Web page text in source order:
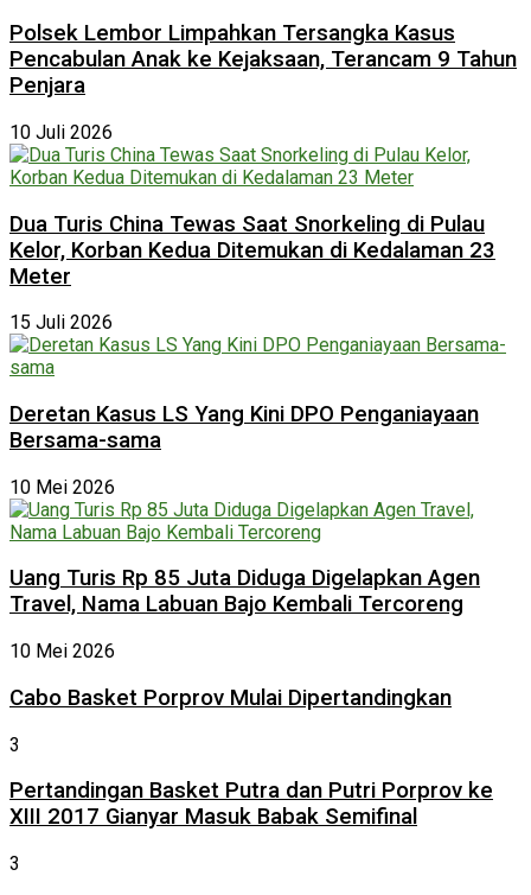
Polsek Lembor Limpahkan Tersangka Kasus
Pencabulan Anak ke Kejaksaan, Terancam 9 Tahun
Penjara
10 Juli 2026
Dua Turis China Tewas Saat Snorkeling di Pulau
Kelor, Korban Kedua Ditemukan di Kedalaman 23
Meter
15 Juli 2026
Deretan Kasus LS Yang Kini DPO Penganiayaan
Bersama-sama
10 Mei 2026
Uang Turis Rp 85 Juta Diduga Digelapkan Agen
Travel, Nama Labuan Bajo Kembali Tercoreng
10 Mei 2026
Cabo Basket Porprov Mulai Dipertandingkan
3
Pertandingan Basket Putra dan Putri Porprov ke
XIII 2017 Gianyar Masuk Babak Semifinal
3